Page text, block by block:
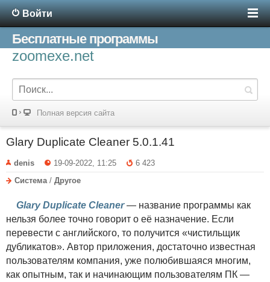
Войти
Бесплатные программы
zoomexe.net
Полная версия сайта
Glary Duplicate Cleaner 5.0.1.41
denis 19-09-2022, 11:25
6 423
Система / Другое
Glary Duplicate Cleaner— название программы как
нельзя более точно говорит о её назначение. Если
перевести с английского, то получится «чистильщик
дубликатов». Автор приложения, достаточно известная
пользователям компания, уже полюбившаяся многим,
как опытным, так и начинающим пользователям ПК —